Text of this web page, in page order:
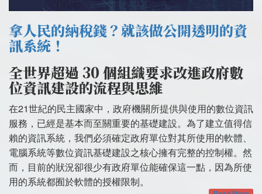
拿人民的納稅錢？就該做公開透明的資
訊系統！
全世界超過 30 個組織要求改進政府數
位資訊建設的流程與思維
在21世紀的民主國家中，政府機關所提供與使用的數位資訊
服務，已經是基本而至關重要的基礎建設。為了建立值得信
賴的資訊系統，我們必須確定政府單位對其所使用的軟體、
電腦系統等數位資訊基礎建設之核心擁有完整的控制權。然
而，目前的狀況卻很少有政府單位能確保這一點，因為所使
用的系統都囿於軟體的授權限制。